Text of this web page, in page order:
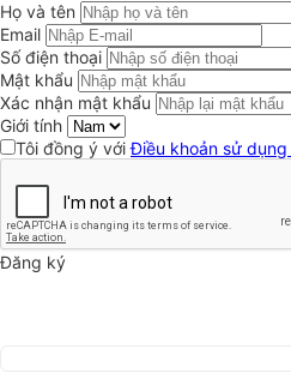
Họ và tên
Email
Số điện thoại
Mật khẩu
Xác nhận mật khẩu
Giới tính
Tôi đồng ý vớiĐiều khoản sử dụng
Đăng ký